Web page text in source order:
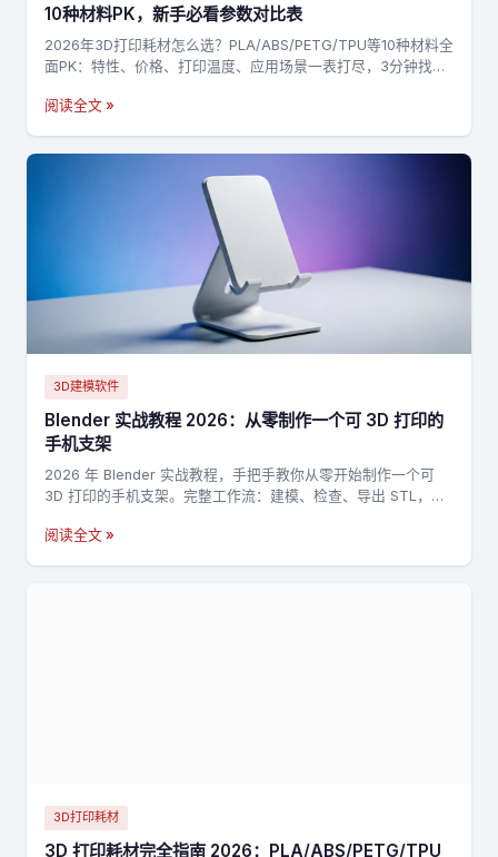
10种材料PK，新手必看参数对比表
2026年3D打印耗材怎么选？PLA/ABS/PETG/TPU等10种材料全
面PK：特性、价格、打印温度、应用场景一表打尽，3分钟找到
阅读全文 »
3D建模软件
Blender 实战教程 2026：从零制作一个可 3D 打印的
手机支架
2026 年 Blender 实战教程，手把手教你从零开始制作一个可
3D 打印的手机支架。完整工作流：建模、检查、导出 STL，适
阅读全文 »
3D打印耗材
3D 打印耗材完全指南 2026：PLA/ABS/PETG/TPU